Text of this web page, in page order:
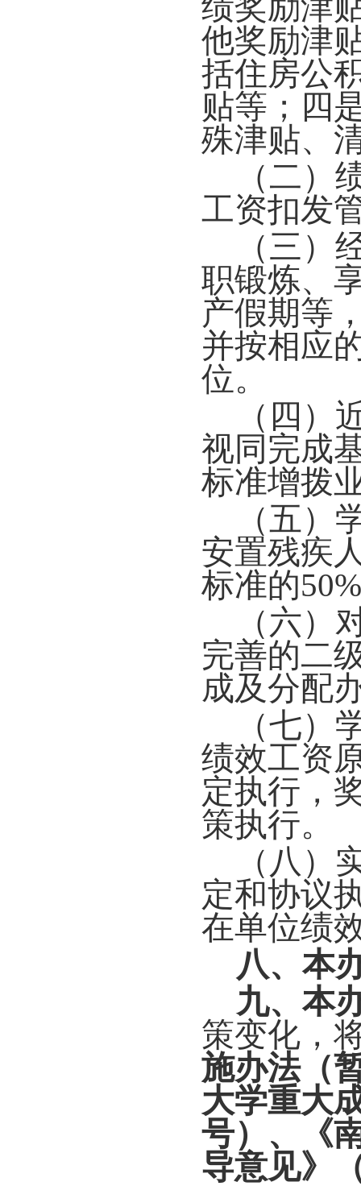
绩奖励津
他奖励津
括住房公
贴等；四
殊津贴、
（二）
工资扣发
（三）
职锻炼、
产假期等
并按相应
位。
（四）
视同完成
标准增拨
（五）
安置残疾
标准的50%
（六）
完善的二
成及分配
（七）
绩效工资
定执行，
策执行。
（八）
定和协议
在单位绩
八、本
九、本
策变化，
施办法（
大学重大
号）、
《
导意见》